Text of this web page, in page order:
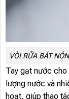
VÒI RỬA BÁT
Tay gạt nước
lượng nước và
hoạt, giúp thao